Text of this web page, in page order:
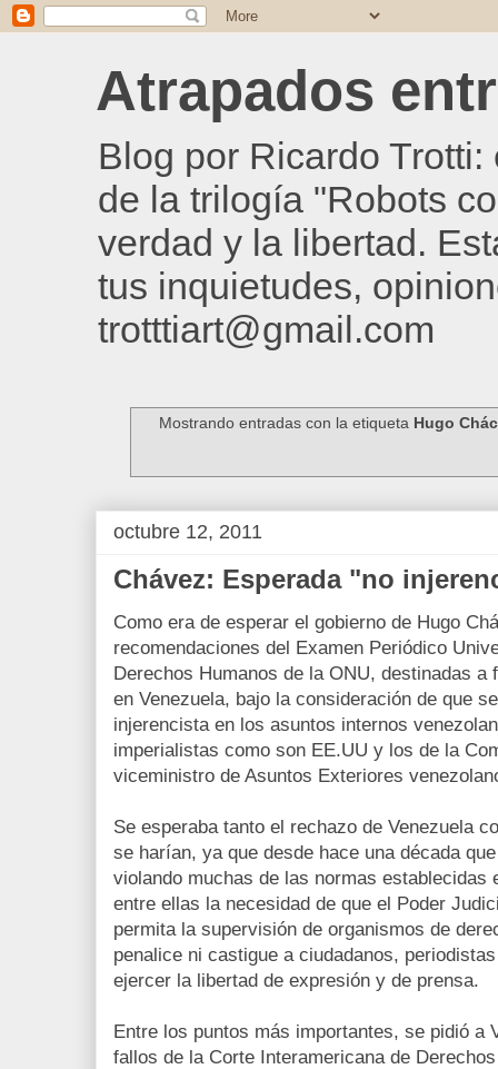
Atrapados
Blog por Ricardo
de la trilogía "Robots
verdad y la libertad.
tus inquietudes,
trotttiart@gmail.com
Mostrando entradas con la etiqueta Hugo
octubre 12, 2011
Chávez: Esperada "no
Como era de esperar el gobierno de Hugo
recomendaciones del Examen Periódico
Derechos Humanos de la ONU, destinadas
en Venezuela, bajo la consideración de que
injerencista en los asuntos internos
imperialistas como son EE.UU y los de la
viceministro de Asuntos Exteriores
Se esperaba tanto el rechazo de Venezuela
se harían, ya que desde hace una década
violando muchas de las normas establecidas
entre ellas la necesidad de que el Poder
permita la supervisión de organismos de
penalice ni castigue a ciudadanos,
ejercer la libertad de expresión y de prensa.
Entre los puntos más importantes, se pidió a
fallos de la Corte Interamericana de